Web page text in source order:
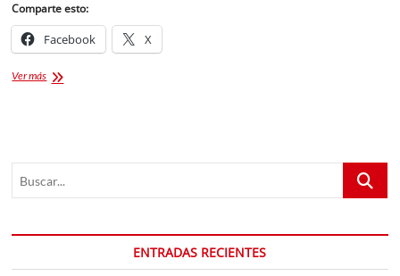
Comparte esto:
Facebook X
Ver másDía
partir
que
hacen
Buscar...
ENTRADAS RECIENTES